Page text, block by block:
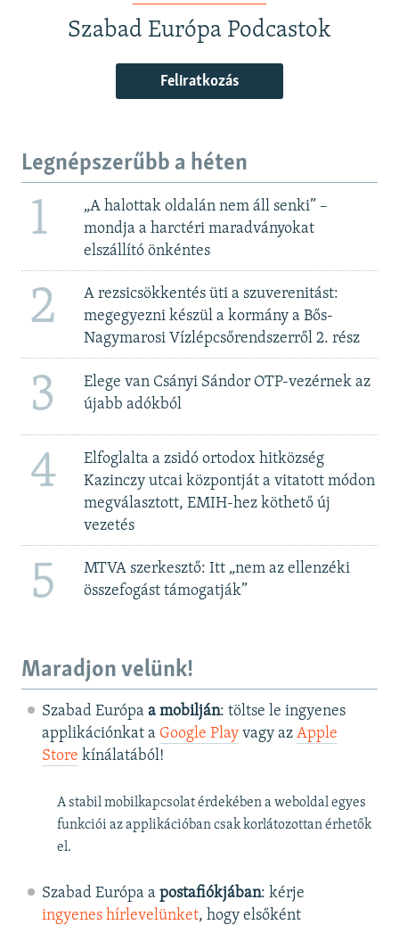
Szabad Európa Podcastok
Feliratkozás
Legnépszerűbb a héten
1
„A halottak oldalán nem áll senki” –
mondja a harctéri maradványokat
elszállító önkéntes
2
A rezsicsökkentés üti a szuverenitást:
megegyezni készül a kormány a Bős-
Nagymarosi Vízlépcsőrendszerről 2. rész
3
Elege van Csányi Sándor OTP-vezérnek az
újabb adókból
4
Elfoglalta a zsidó ortodox hitközség
Kazinczy utcai központját a vitatott módon
megválasztott, EMIH-hez köthető új
vezetés
5
MTVA szerkesztő: Itt „nem az ellenzéki
összefogást támogatják”
Maradjon velünk!
Szabad Európa a mobilján: töltse le ingyenes
applikációnkat a Google Playvagy az Apple
Store kínálatából!
A stabil mobilkapcsolat érdekében a weboldal egyes
funkciói az applikációban csak korlátozottan érhetők
el.
Szabad Európa a postafiókjában: kérje
ingyenes hírlevelünket, hogy elsőként